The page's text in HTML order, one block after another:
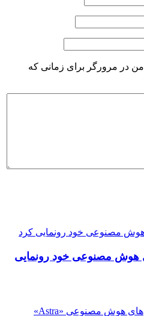
من در مرورگر برای زمانی که
هوش مصنوعی خود رونمایی